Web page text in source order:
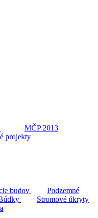
MČP 2013
projekty
budov
Podzemné
Stromové úkryty